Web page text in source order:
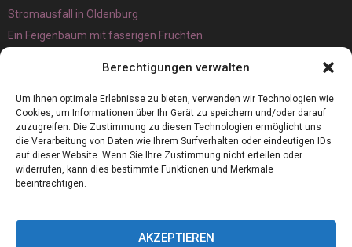
Berechtigungen verwalten
Um Ihnen optimale Erlebnisse zu bieten, verwenden wir Technologien wie
Cookies, um Informationen über Ihr Gerät zu speichern und/oder darauf
zuzugreifen. Die Zustimmung zu diesen Technologien ermöglicht uns
die Verarbeitung von Daten wie Ihrem Surfverhalten oder eindeutigen IDs
auf dieser Website. Wenn Sie Ihre Zustimmung nicht erteilen oder
widerrufen, kann dies bestimmte Funktionen und Merkmale
beeinträchtigen.
AKZEPTIEREN
Stromausfall in Oldenburg
Ein Feigenbaum mit faserigen Früchten
Magnetangeln